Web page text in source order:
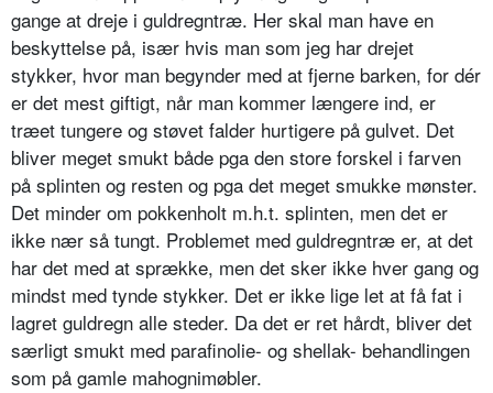
gange at dreje i guldregntræ. Her skal man have en
beskyttelse på, især hvis man som jeg har drejet
stykker, hvor man begynder med at fjerne barken, for dér
er det mest giftigt, når man kommer længere ind, er
træet tungere og støvet falder hurtigere på gulvet. Det
bliver meget smukt både pga den store forskel i farven
på splinten og resten og pga det meget smukke mønster.
Det minder om pokkenholt m.h.t. splinten, men det er
ikke nær så tungt. Problemet med guldregntræ er, at det
har det med at sprække, men det sker ikke hver gang og
mindst med tynde stykker. Det er ikke lige let at få fat i
lagret guldregn alle steder. Da det er ret hårdt, bliver det
særligt smukt med parafinolie- og shellak- behandlingen
som på gamle mahognimøbler.